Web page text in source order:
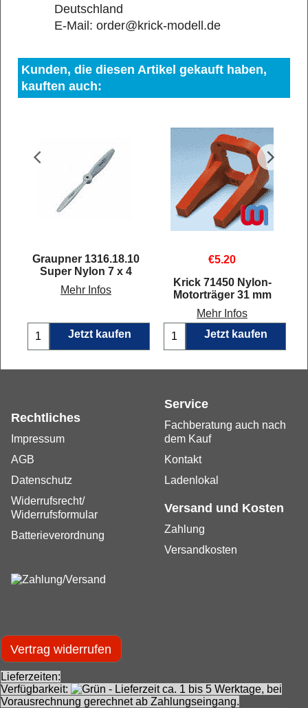
Deutschland
E-Mail: order@krick-modell.de
Kunden, die diesen Artikel gekauft haben,
kauften auch:
Graupner 1316.18.10
Super Nylon 7 x 4
Mehr Infos
Jetzt kaufen
€5.20
Krick 71450 Nylon-
Motorträger 31 mm
Mehr Infos
Jetzt kaufen
Service
Fachberatung auch nach
dem Kauf
Kontakt
Ladenlokal
Rechtliches
Impressum
AGB
Datenschutz
Widerrufsrecht/
Widerrufsformular
Batterieverordnung
Versand und Kosten
Zahlung
Versandkosten
Vertrag widerrufen
Lieferzeiten:
Verfügbarkeit:
- Lieferzeit ca. 1 bis 5 Werktage, bei
Vorausrechnung gerechnet ab Zahlungseingang.